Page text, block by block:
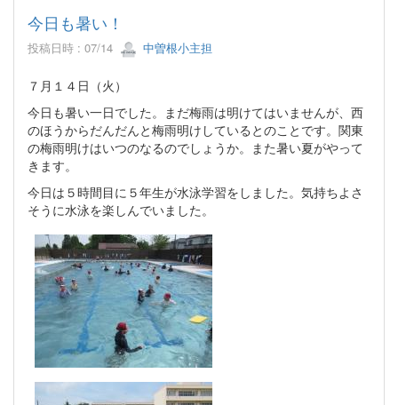
今日も暑い！
投稿日時 : 07/14 中曽根小主担
７月１４日（火）
今日も暑い一日でした。まだ梅雨は明けてはいませんが、西
のほうからだんだんと梅雨明けしているとのことです。関東
の梅雨明けはいつのなるのでしょうか。また暑い夏がやって
きます。
今日は５時間目に５年生が水泳学習をしました。気持ちよさ
そうに水泳を楽しんでいました。